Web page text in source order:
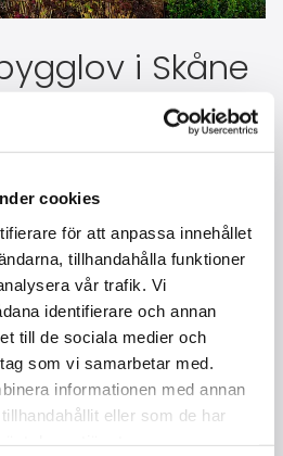
cookies
för att anpassa innehållet
tillhandahålla funktioner
vår trafik. Vi
identifierare och annan
till de sociala medier och
som vi samarbetar med.
informationen med annan
eller som de har
i Skåne
genomtänkta
som rör tomt,
prövar om en planerad
får genomföras. Det kan
plank, murar, garage, carport,
byggnationer som påverkar
hjälper till med
visar vad som ska byggas,
förslaget fungerar i sin